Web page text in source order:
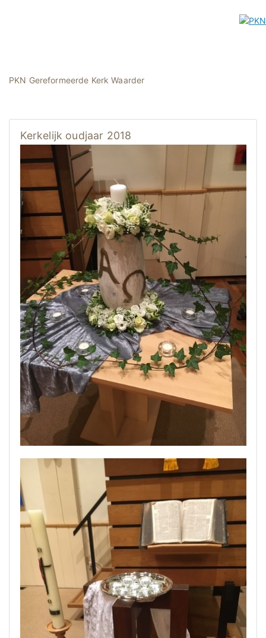
PKN Gereformeerde Kerk Waarder
Kerkelijk oudjaar 2018